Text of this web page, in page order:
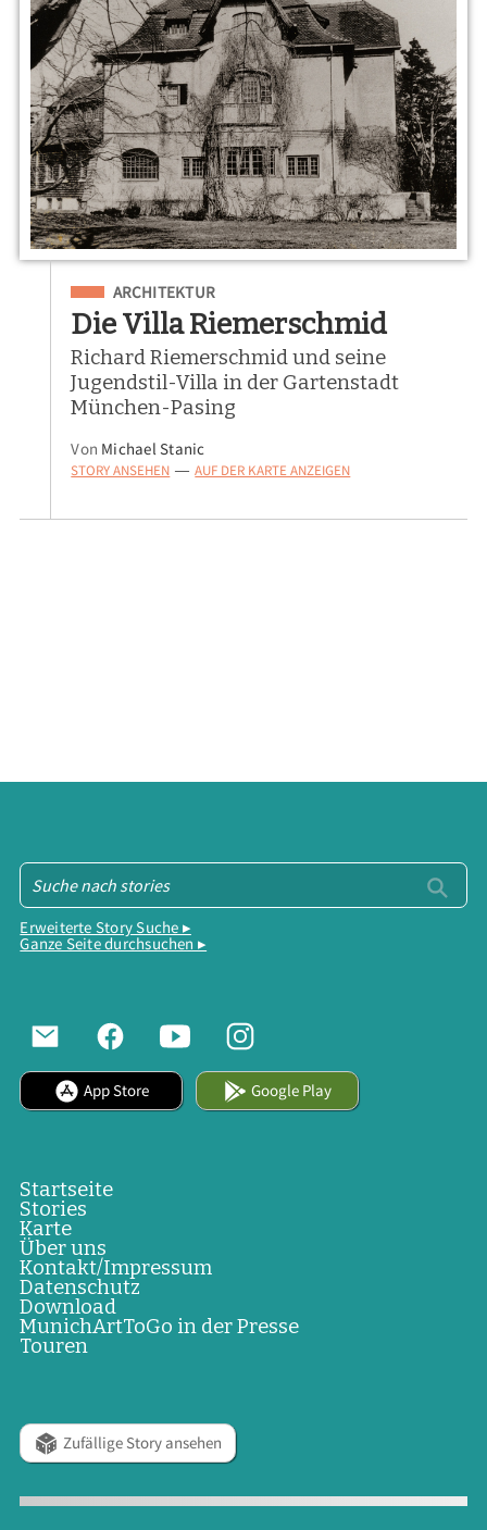
Eingeordnet unter
ARCHITEKTUR
Die Villa Riemerschmid
Richard Riemerschmid und seine
Jugendstil-Villa in der Gartenstadt
München-Pasing
Von Michael Stanic
STORY ANSEHEN — AUF DER KARTE ANZEIGEN
Erweiterte Story Suche ▸
Ganze Seite durchsuchen ▸
App Store Google Play
Startseite
Stories
Karte
Über uns
Kontakt/Impressum
Datenschutz
Download
MunichArtToGo in der Presse
Touren
Zufällige Story ansehen